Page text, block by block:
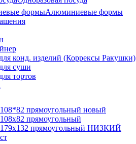
Алюминиевые формы
конд. изделий (Коррексы Ракушки)
суши
тортов
108*82 прямоугольный новый
108х82 прямоугольный
179х132 прямоугольный НИЗКИЙ